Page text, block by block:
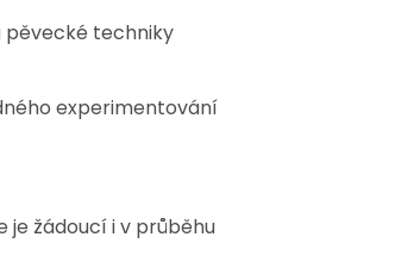
pěvecké techniky
experimentování
je žádoucí i v průběhu